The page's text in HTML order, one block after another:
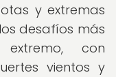
y extremas
desafíos más
con
vientos y